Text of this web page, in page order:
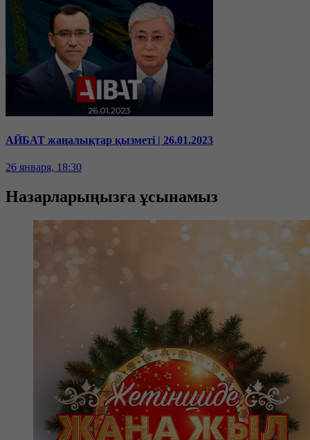
АЙБАТ жаңалықтар қызметі | 26.01.2023
26 января, 18:30
Назарларыңызға ұсынамыз